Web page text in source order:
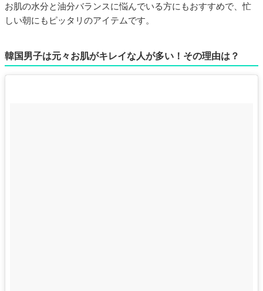
お肌の水分と油分バランスに悩んでいる方にもおすすめで、忙
しい朝にもピッタリのアイテムです。
韓国男子は元々お肌がキレイな人が多い！その理由は？